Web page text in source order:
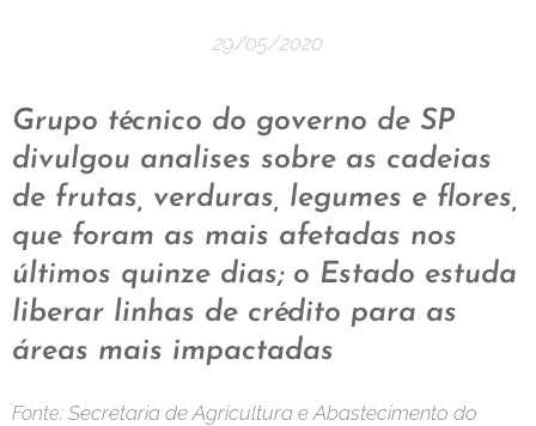
29/05/2020
Grupo técnico do governo de SP
divulgou analises sobre as cadeias
de frutas, verduras, legumes e flores,
que foram as mais afetadas nos
últimos quinze dias; o Estado estuda
liberar linhas de crédito para as
áreas mais impactadas
Fonte: Secretaria de Agricultura e Abastecimento do